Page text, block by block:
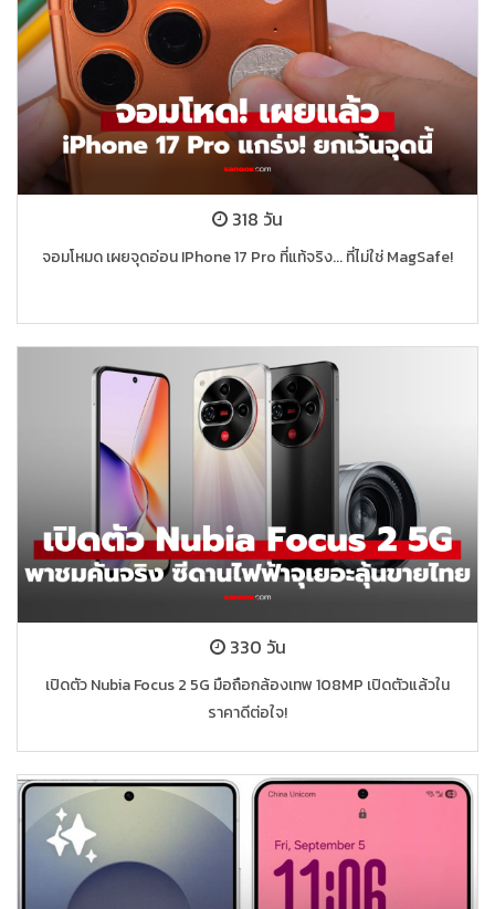
318 วัน
จอมโหมด เผยจุดอ่อน IPhone 17 Pro ที่แท้จริง... ที่ไม่ใช่ MagSafe!
330 วัน
เปิดตัว Nubia Focus 2 5G มือถือกล้องเทพ 108MP เปิดตัวแล้วใน
ราคาดีต่อใจ!